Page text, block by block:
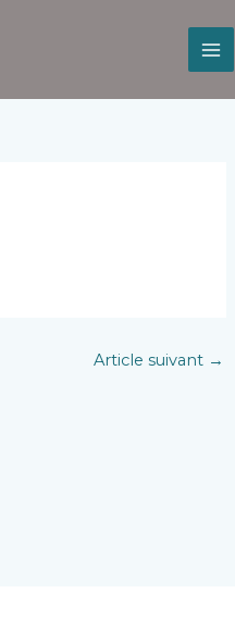
Article suivant →